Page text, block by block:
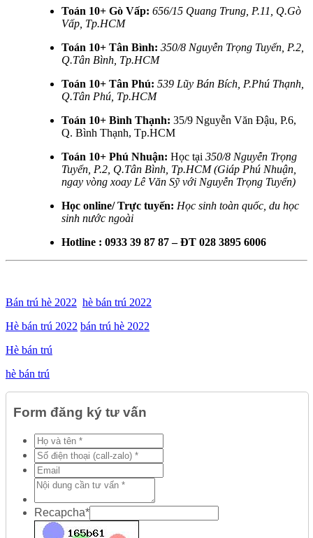
Toán 10+ Gò Vấp: 656/15 Quang Trung, P.11, Q.Gò
Vấp, Tp.HCM
Toán 10+ Tân Bình: 350/8 Nguyễn Trọng Tuyển, P.2,
Q.Tân Bình, Tp.HCM
Toán 10+ Tân Phú: 539 Lũy Bán Bích, P.Phú Thạnh,
Q.Tân Phú, Tp.HCM
Toán 10+ Bình Thạnh: 35/9 Nguyễn Văn Đậu, P.6,
Q. Bình Thạnh, Tp.HCM
Toán 10+ Phú Nhuận: Học tại 350/8 Nguyễn Trọng
Tuyển, P.2, Q.Tân Bình, Tp.HCM (Giáp Phú Nhuận,
ngay vòng xoay Lê Văn Sỹ với Nguyễn Trọng Tuyển)
Học online/ Trực tuyến: Học sinh toàn quốc, du học
sinh nước ngoài
Hotline : 0933 39 87 87 – ĐT 028 3895 6006
Bán trú hè 2022 hè bán trú 2022
Hè bán trú 2022 bán trú hè 2022
Hè bán trú
hè bán trú
Form đăng ký tư vấn
Recapcha*